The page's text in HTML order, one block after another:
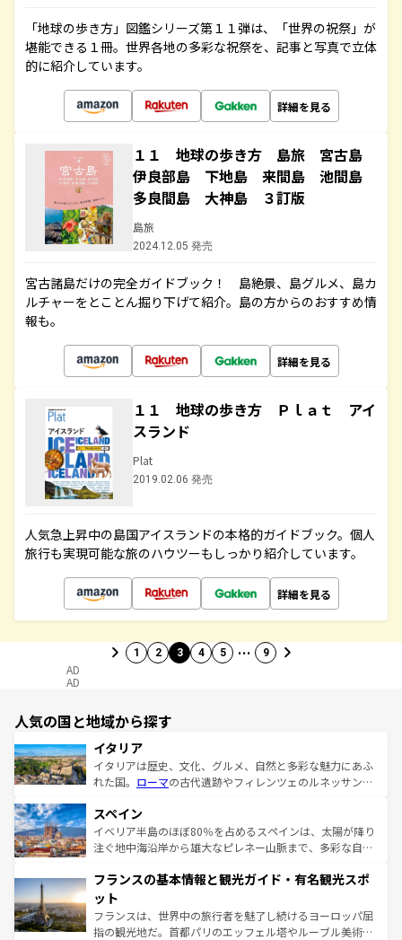
「地球の歩き方」図鑑シリーズ第１１弾は、「世界の祝祭」が
堪能できる１冊。世界各地の多彩な祝祭を、記事と写真で立体
的に紹介しています。
詳細を見る
１１ 地球の歩き方 島旅 宮古島
伊良部島 下地島 来間島 池間島
多良間島 大神島 ３訂版
島旅
2024.12.05 発売
宮古諸島だけの完全ガイドブック！ 島絶景、島グルメ、島カ
ルチャーをとことん掘り下げて紹介。島の方からのおすすめ情
報も。
詳細を見る
１１ 地球の歩き方 Ｐｌａｔ アイ
スランド
Plat
2019.02.06 発売
人気急上昇中の島国アイスランドの本格的ガイドブック。個人
旅行も実現可能な旅のハウツーもしっかり紹介しています。
詳細を見る
1 2 3 4 5 … 9
AD
AD
人気の国と地域から探す
イタリア
イタリアは歴史、文化、グルメ、自然と多彩な魅力にあふ
れた国。 ローマの古代遺跡やフィレンツェのルネッサンス
ろん、トスカーナの美しい田園風景やアマルフィ海岸の絶
景など、自然景観も見逃せない。観光の合間には、本場の
ピザやパスタなど、絶品のイタリア料理を堪能することも
ませてくれるイタリアで、忘れられない旅をしてみよう！
なお、新着のイタリア情報は
しい。
スペイン
イベリア半島のほぼ80％を占めるスペインは、太陽が降り
注ぐ地中海沿岸から雄大なピレネー山脈まで、多彩な自然
文化が根付くこの国では、情熱的なフラメンコ、熱気あふ
れる闘牛、そして美味しいタパスが生活の一部となってい
る。首都マドリードの洗練された雰囲気や、バルセロナの
アートに溢れた街角から、地方では古代ローマ遺跡や中世
フランスの基本情報と観光ガイド・有名観光スポ
ット
フランスは、世界中の旅行者を魅了し続けるヨーロッパ屈
指の観光地だ。首都パリのエッフェル塔やルーブル美術館